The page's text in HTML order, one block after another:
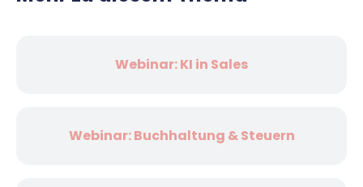
Webinar: KI in Sales
Webinar: Buchhaltung & Steuern